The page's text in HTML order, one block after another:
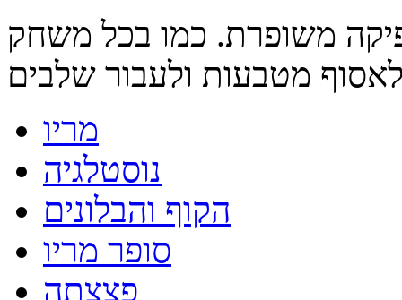
משופרת. כמו בכל משחק
מריו
נוסטלגיה
הקוף והבלונים
סופר מריו
פצצתה